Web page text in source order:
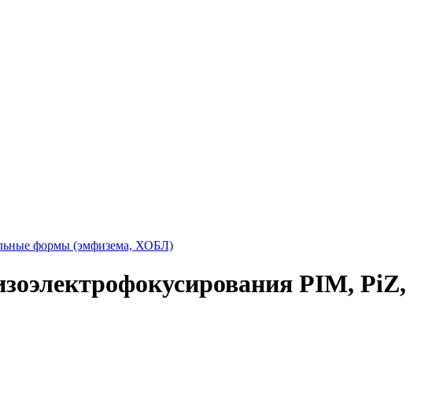
формы (эмфизема, ХОБЛ)
PIM, PiZ,